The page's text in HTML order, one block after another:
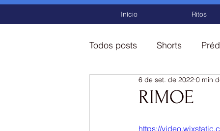
Início Ritos
Todos posts Shorts
Fragmentos de
RIMOE
6 de set. de 2022 0 min
https://